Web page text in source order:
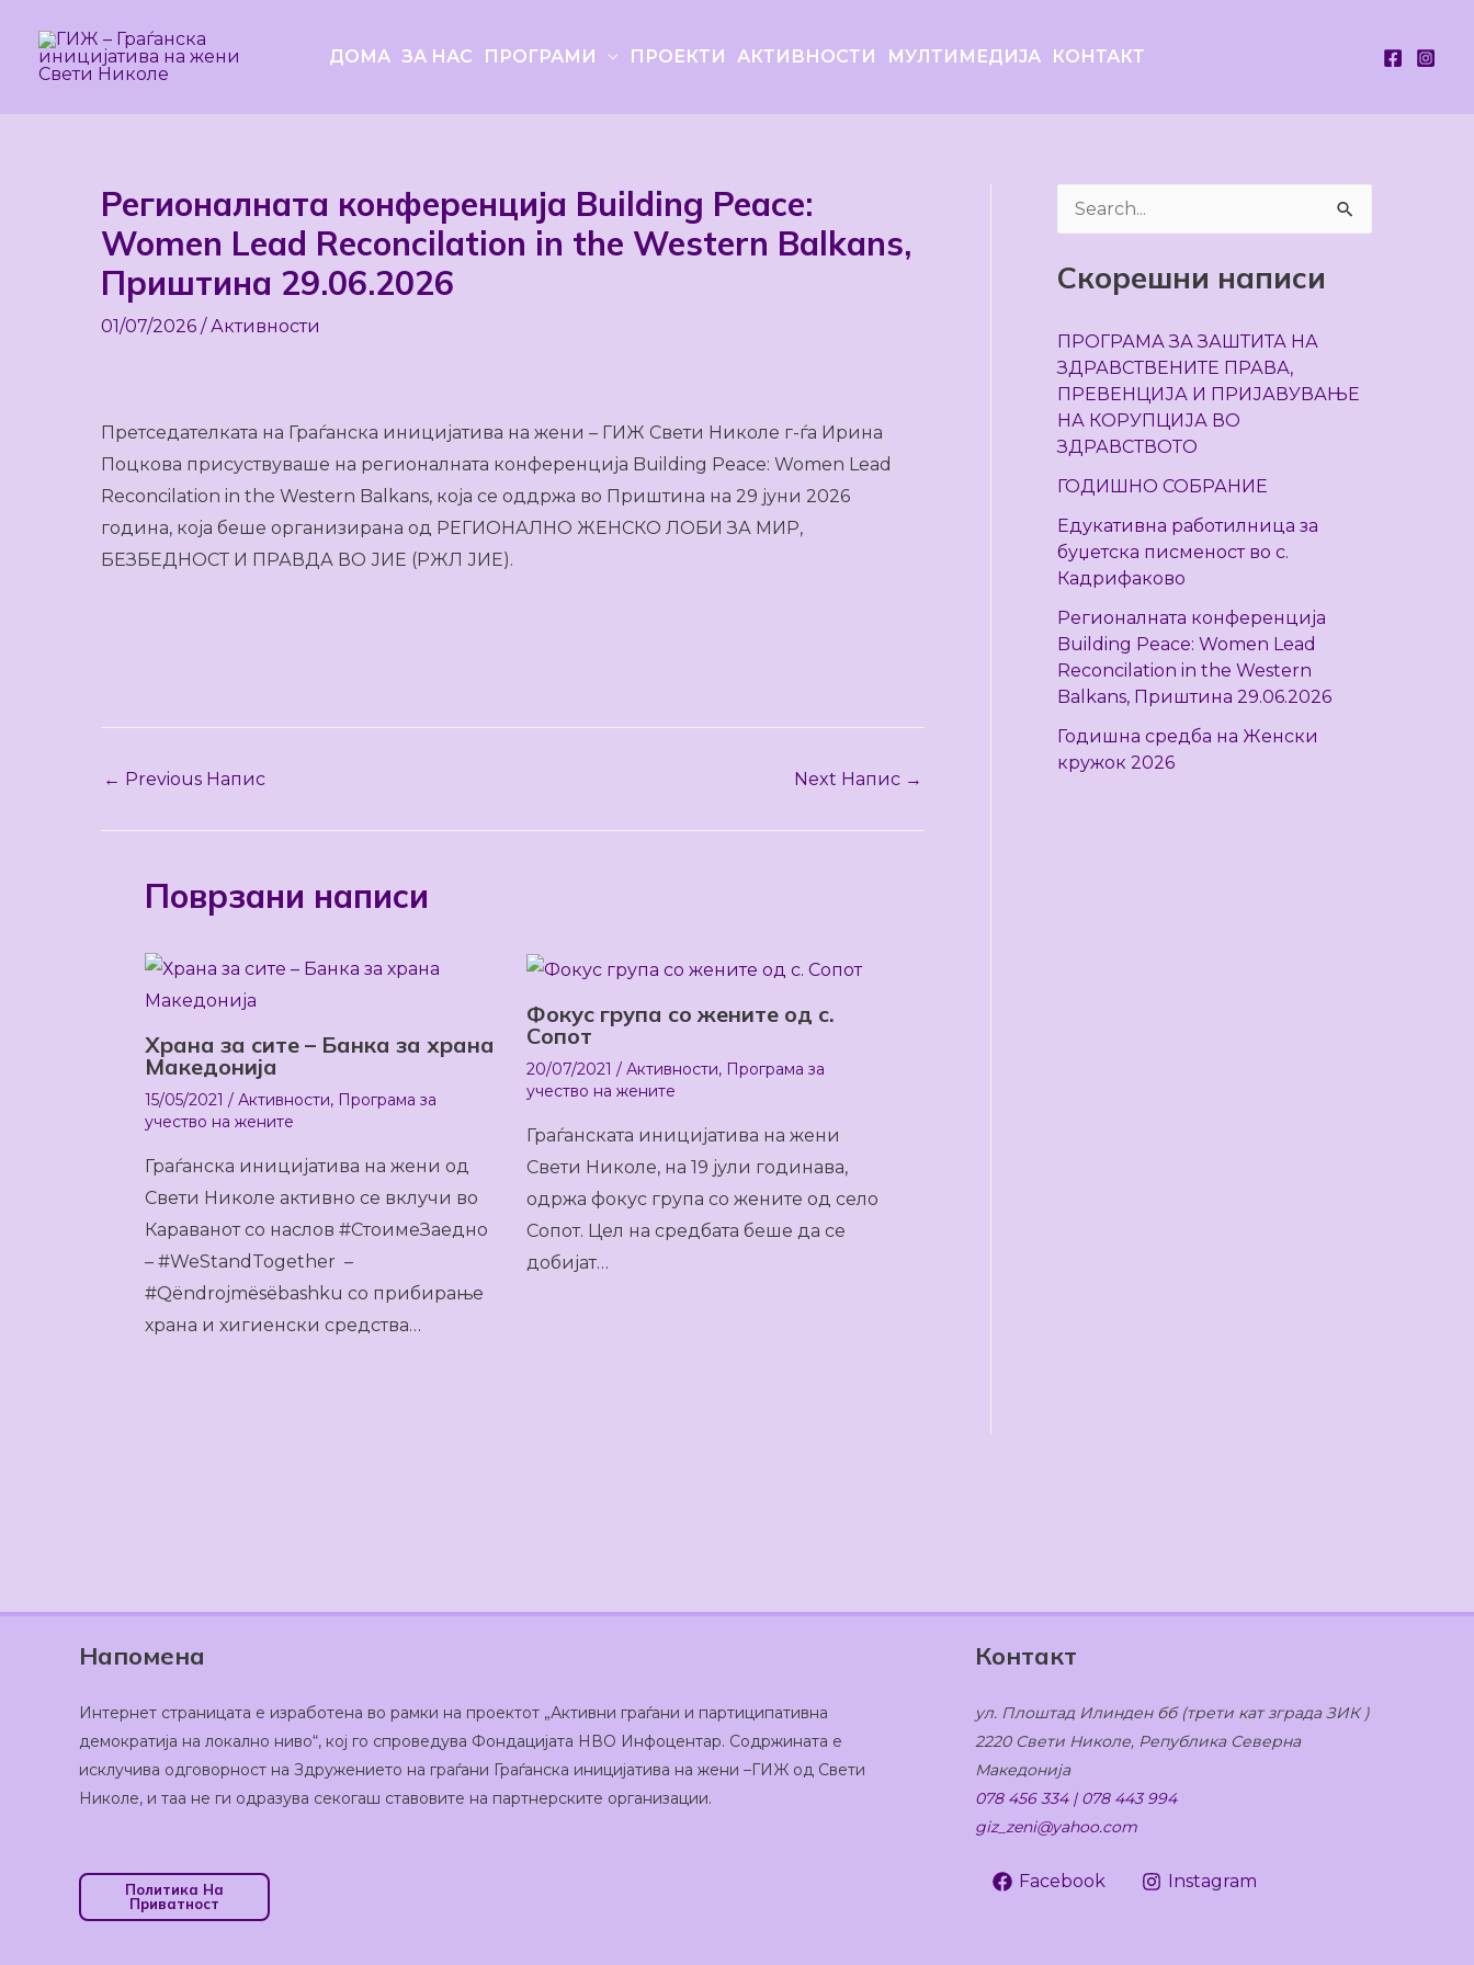
content
ДОМА ЗА НАС ПРОГРАМИ ПРОЕКТИ АКТИВНОСТИ МУЛТИМЕДИЈА КОНТАКТ
Регионалната конференција Building Peace:
Women Lead Reconcilation in the Western Balkans,
Приштина 29.06.2026
01/07/2026 /Активности
Претседателката на Граѓанска иницијатива на жени – ГИЖ Свети Николе г-ѓа Ирина
Поцкова присуствуваше на регионалната конференција Building Peace: Women Lead
Reconcilation in the Western Balkans, која се оддржа во Приштина на 29 јуни 2026
година, која беше организирана од РЕГИОНАЛНО ЖЕНСКО ЛОБИ ЗА МИР,
БЕЗБЕДНОСТ И ПРАВДА ВО ЈИЕ (РЖЛ ЈИЕ).
Post
navigation
← Previous Напис Next Напис →
Поврзани написи
Храна за сите – Банка за храна
Македонија
15/05/2021 / Активности, Програма за
учество на жените
Граѓанска иницијатива на жени од
Свети Николе активно се вклучи во
Караванот со наслов #СтоимеЗаедно
– #WeStandTogether –
#Qëndrojmësëbashku со прибирање
храна и хигиенски средства…
Фокус група со жените од с.
Сопот
20/07/2021 / Активности, Програма за
учество на жените
Граѓанската иницијатива на жени
Свети Николе, на 19 јули годинава,
одржа фокус група со жените од село
Сопот. Цел на средбата беше да се
добијат…
a
c
h
f
o
r
:
Скорешни написи
ПРОГРАМА ЗА ЗАШТИТА НА
ЗДРАВСТВЕНИТЕ ПРАВА,
ПРЕВЕНЦИЈА И ПРИЈАВУВАЊЕ
НА КОРУПЦИЈА ВО
ЗДРАВСТВОТО
ГОДИШНО СОБРАНИЕ
Едукативна работилница за
буџетска писменост во с.
Кадрифаково
Регионалната конференција
Building Peace: Women Lead
Reconcilation in the Western
Balkans, Приштина 29.06.2026
Годишна средба на Женски
кружок 2026
Напомена
Интернет страницата е изработена во рамки на проектот „Активни граѓани и партиципативна
демократија на локално ниво“, кој го спроведува Фондацијата НВО Инфоцентар. Содржината е
исклучива одговорност на Здружението на граѓани Граѓанска иницијатива на жени –ГИЖ од Свети
Николе, и таа не ги одразува секогаш ставовите на партнерските организации.
Политика На
Приватност
Контакт
ул. Плоштад Илинден бб (трети кат зграда ЗИК )
2220 Свети Николе, Република Северна
Македонија
078 456 334 | 078 443 994
giz_zeni@yahoo.com
Facebook Instagram